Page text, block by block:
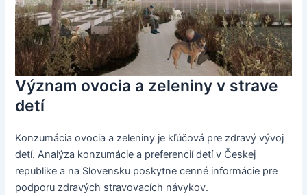
Význam ovocia a zeleniny v strave
detí
Konzumácia ovocia a zeleniny je kľúčová pre zdravý vývoj
detí. Analýza konzumácie a preferencií detí v Českej
republike a na Slovensku poskytne cenné informácie pre
podporu zdravých stravovacích návykov.